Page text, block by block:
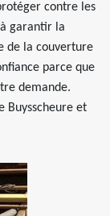
contre les
garantir la
de la couverture
parce que
demande.
Buysscheure et